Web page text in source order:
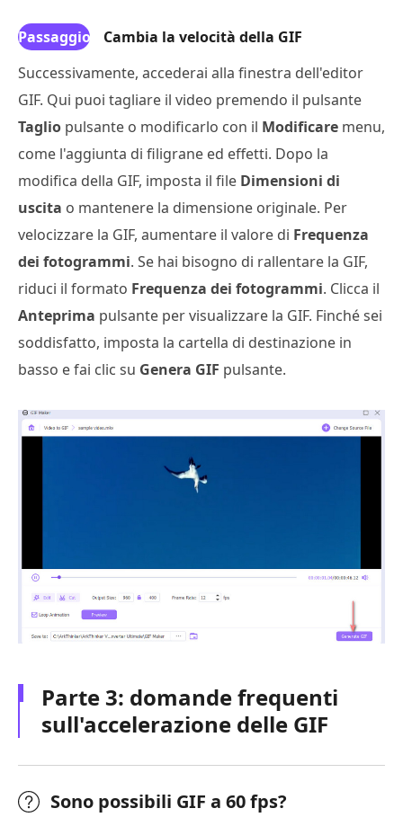
Passaggio
Cambia la velocità della GIF
Successivamente, accederai alla finestra dell'editor
GIF. Qui puoi tagliare il video premendo il pulsante
Taglio pulsante o modificarlo con il Modificare menu,
come l'aggiunta di filigrane ed effetti. Dopo la
modifica della GIF, imposta il file Dimensioni di
uscita o mantenere la dimensione originale. Per
velocizzare la GIF, aumentare il valore di Frequenza
dei fotogrammi. Se hai bisogno di rallentare la GIF,
riduci il formato Frequenza dei fotogrammi. Clicca il
Anteprima pulsante per visualizzare la GIF. Finché sei
soddisfatto, imposta la cartella di destinazione in
basso e fai clic su Genera GIF pulsante.
Parte 3: domande frequenti
sull'accelerazione delle GIF
Sono possibili GIF a 60 fps?